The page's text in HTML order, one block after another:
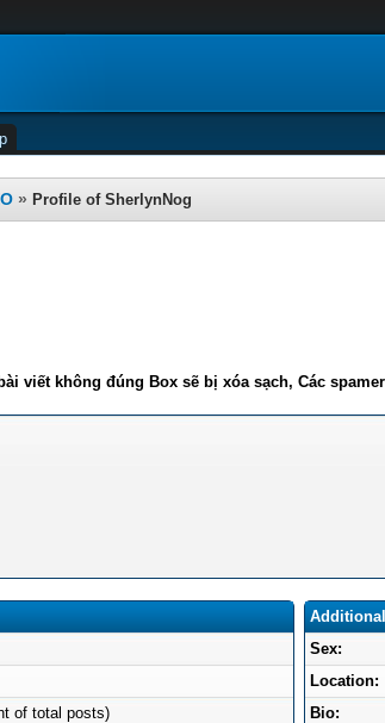
» Profile of SherlynNog
viết không đúng Box sẽ bị xóa sạch, Các
of total posts)
Sex:
Location:
Bio: